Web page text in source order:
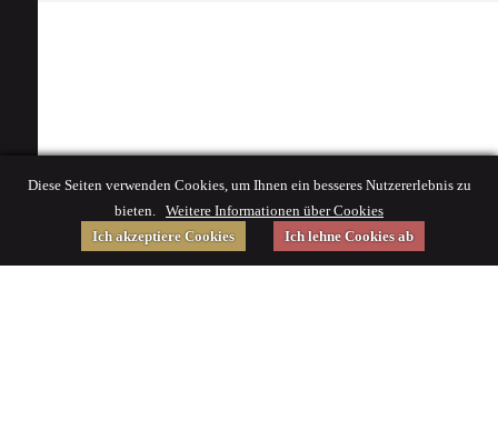
Diese Seiten verwenden Cookies, um Ihnen ein besseres Nutzererlebnis zu
bieten. Weitere Informationen über Cookies
Ich akzeptiere Cookies
Ich lehne Cookies ab